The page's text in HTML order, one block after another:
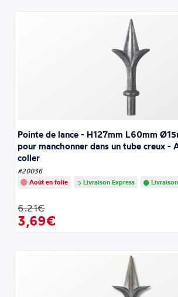
Pointe de lance - H127mm L60mm
pour manchonner dans un tube creux -
coller
#20036
Août en folie
Livraison Express
6.21€
3,69€